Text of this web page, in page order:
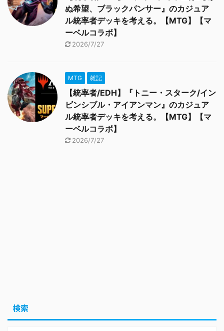
ぬ希望、ブラックパンサー』のカジュア
ル統率者デッキを考える。【MTG】【マ
ーベルコラボ】
2026/7/27
MTG 雑記
【統率者/EDH】『トニー・スターク/イン
ビンシブル・アイアンマン』のカジュア
ル統率者デッキを考える。【MTG】【マ
ーベルコラボ】
2026/7/27
検索